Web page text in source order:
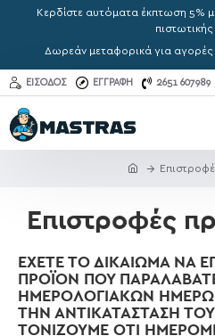
Κερδίστε αυτόματα έκπτωση 5%
Δωρεάν μεταφορικά για
ΕΊΣΟΔΟΣ ΕΓΓΡΑΦΉ 2651 607989
Επιστροφές
ΈΧΕΤΕ ΤΟ ΔΙΚΑΊΩΜΑ ΝΑ
ΠΡΟΪΌΝ ΠΟΥ
ΗΜΕΡΟΛΟΓΙΑΚΏΝ
ΤΗΝ ΑΝΤΙΚΑΤΆΣΤΑΣΉ
ΤΟΝΊΖΟΥΜΕ ΌΤΙ